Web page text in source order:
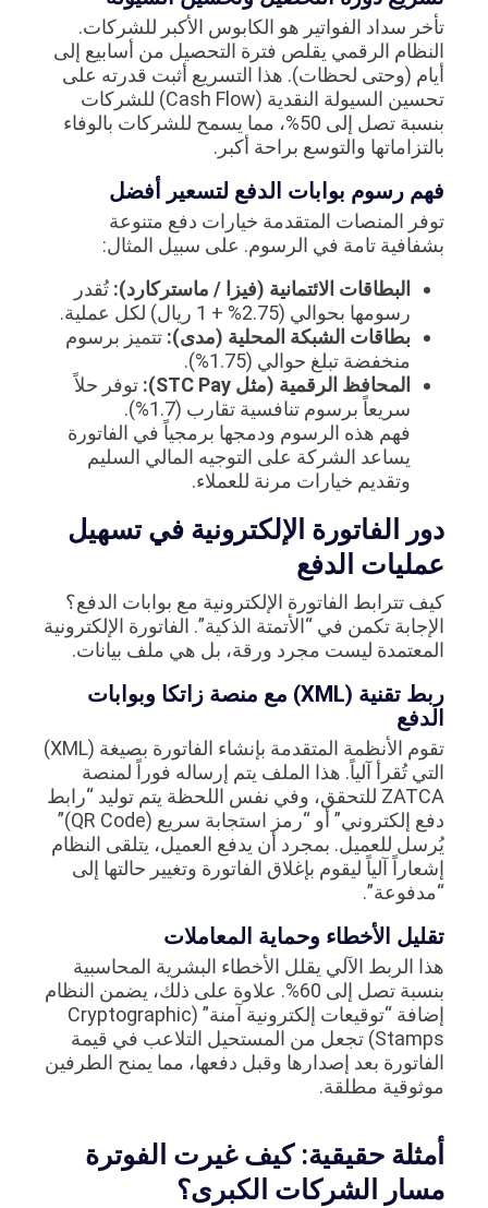
تأخر سداد الفواتير هو الكابوس الأكبر للشركات.
النظام الرقمي يقلص فترة التحصيل من أسابيع إلى
أيام (وحتى لحظات). هذا التسريع أثبت قدرته على
تحسين السيولة النقدية (Cash Flow) للشركات
بنسبة تصل إلى 50%، مما يسمح للشركات بالوفاء
بالتزاماتها والتوسع براحة أكبر.
فهم رسوم بوابات الدفع لتسعير أفضل
توفر المنصات المتقدمة خيارات دفع متنوعة
بشفافية تامة في الرسوم. على سبيل المثال:
البطاقات الائتمانية (فيزا / ماستركارد): تُقدر
رسومها بحوالي (2.75% + 1 ريال) لكل عملية.
بطاقات الشبكة المحلية (مدى): تتميز برسوم
منخفضة تبلغ حوالي (1.75%).
المحافظ الرقمية (مثل STC Pay):
توفر حلاً
سريعاً برسوم تنافسية تقارب (1.7%).
فهم هذه الرسوم ودمجها برمجياً في الفاتورة
يساعد الشركة على التوجيه المالي السليم
وتقديم خيارات مرنة للعملاء.
دور الفاتورة الإلكترونية في تسهيل
عمليات الدفع
كيف تترابط الفاتورة الإلكترونية مع بوابات الدفع؟
الإجابة تكمن في “الأتمتة الذكية”. الفاتورة الإلكترونية
المعتمدة ليست مجرد ورقة، بل هي ملف بيانات.
ربط تقنية (XML) مع منصة زاتكا وبوابات
الدفع
تقوم الأنظمة المتقدمة بإنشاء الفاتورة بصيغة (XML)
التي تُقرأ آلياً. هذا الملف يتم إرساله فوراً لمنصة
ZATCA للتحقق، وفي نفس اللحظة يتم توليد “رابط
دفع إلكتروني” أو “رمز استجابة سريع (QR Code)”
يُرسل للعميل. بمجرد أن يدفع العميل، يتلقى النظام
إشعاراً آلياً ليقوم بإغلاق الفاتورة وتغيير حالتها إلى
“مدفوعة”.
تقليل الأخطاء وحماية المعاملات
هذا الربط الآلي يقلل الأخطاء البشرية المحاسبية
بنسبة تصل إلى 60%. علاوة على ذلك، يضمن النظام
إضافة “توقيعات إلكترونية آمنة” (Cryptographic
Stamps) تجعل من المستحيل التلاعب في قيمة
الفاتورة بعد إصدارها وقبل دفعها، مما يمنح الطرفين
موثوقية مطلقة.
أمثلة حقيقية: كيف غيرت الفوترة
مسار الشركات الكبرى؟